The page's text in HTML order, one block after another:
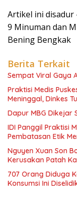
Artikel ini disadur
9 Minuman dan
Bening Bengkak
Berita Terkait
Sempat Viral Gaya
Praktisi Medis
Meninggal, Dinkes
Dapur MBG Dikejar
IDI Panggil Praktisi
Pembatasan Etik
Nguyen Xuan Son
Kerusakan Patah
707 Orang Diduga
Konsumsi Ini